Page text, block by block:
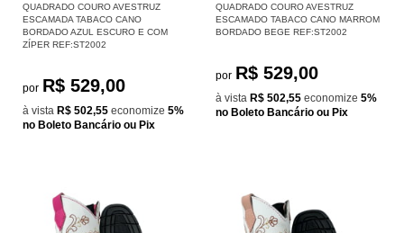
QUADRADO COURO AVESTRUZ
ESCAMADA TABACO CANO
BORDADO AZUL ESCURO E COM
ZÍPER REF:ST2002
por R$ 529,00
à vista R$ 502,55 economize 5%
no Boleto Bancário ou Pix
QUADRADO COURO AVESTRUZ
ESCAMADO TABACO CANO MARROM
BORDADO BEGE REF:ST2002
por R$ 529,00
à vista R$ 502,55 economize 5%
no Boleto Bancário ou Pix